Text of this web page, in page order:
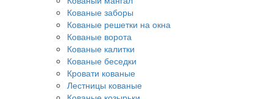
Кованые заборы
Кованые решетки на окна
Кованые ворота
Кованые калитки
Кованые беседки
Кровати кованые
Лестницы кованые